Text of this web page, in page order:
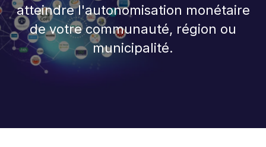
atteindre l'autonomisation monétaire
de votre communauté, région ou
municipalité.